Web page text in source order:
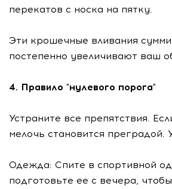
перекатов с носка на пятку.
Эти крошечные вливания
постепенно увеличивают ваш
4. Правило "нулевого порога"
Устраните все препятствия.
мелочь становится преградой.
Одежда: Спите в спортивной
подготовьте ее с вечера,